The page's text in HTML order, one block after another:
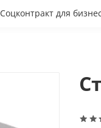
Соцконтракт для